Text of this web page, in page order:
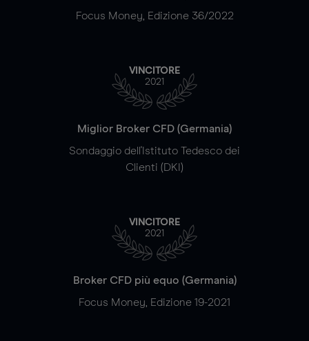
Focus Money, Edizione 36/2022
VINCITORE
2021
Miglior Broker CFD (Germania)
Sondaggio dell'Istituto Tedesco dei
Clienti (DKI)
VINCITORE
2021
Broker CFD più equo (Germania)
Focus Money, Edizione 19-2021